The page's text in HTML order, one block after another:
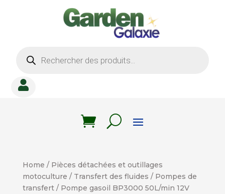
produits

Home / Pièces détachées et outillages
motoculture / Transfert des fluides / Pompes de
transfert/ Pompe gasoil BP3000 50L/min 12V